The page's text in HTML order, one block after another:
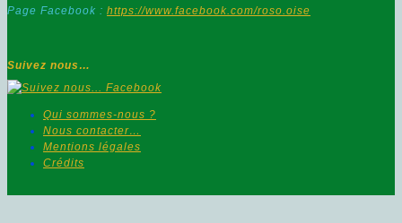
Page Facebook : https://www.facebook.com/roso.oise
Suivez nous…
Qui sommes-nous ?
Nous contacter…
Mentions légales
Crédits